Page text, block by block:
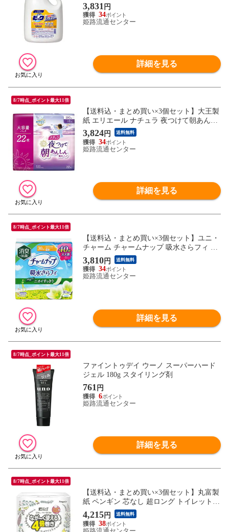
3,831 円
34
姫路流通センター
詳細を見る
8/7時点_ポイント最大11倍
【送料込・まとめ買い×3個セット】大王製
紙 エリエール ナチュラ 夜つけて朝あんし
ん 吸水パッド 33cm 180cc 22枚入
3,824円 送料無料
34
姫路流通センター
詳細を見る
8/7時点_ポイント最大11倍
【送料込・まとめ買い×3個セット】ユニ・
チャーム チャームナップ 吸水さらフィ ニ
オイすっきり 安心の少量用 23cm 30cc 消臭
タイプ 40枚
3,810円 送料無料
34
姫路流通センター
詳細を見る
8/7時点_ポイント最大11倍
ファイントゥデイ ウーノ スーパーハード
ジェル 180g スタイリング剤
761 円
6
姫路流通センター
詳細を見る
8/7時点_ポイント最大11倍
【送料込・まとめ買い×3個セット】丸富製
紙 ペンギン 芯なし 超ロング トイレットペ
ーパー パルプ 4倍巻き 200ｍ 4ロール シン
グル 紙包装
4,215円 送料無料
38